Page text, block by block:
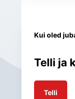
Kui oled
Telli ja
Telli